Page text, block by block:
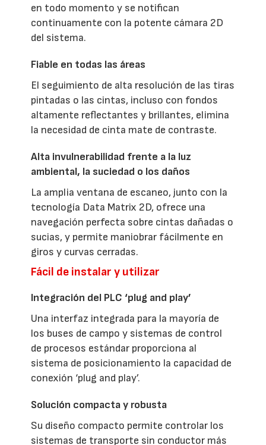
en todo momento y se notifican
continuamente con la potente cámara 2D
del sistema.
Fiable en todas las áreas
El seguimiento de alta resolución de las tiras
pintadas o las cintas, incluso con fondos
altamente reflectantes y brillantes, elimina
la necesidad de cinta mate de contraste.
Alta invulnerabilidad frente a la luz
ambiental, la suciedad o los daños
La amplia ventana de escaneo, junto con la
tecnología Data Matrix 2D, ofrece una
navegación perfecta sobre cintas dañadas o
sucias, y permite maniobrar fácilmente en
giros y curvas cerradas.
Fácil de instalar y utilizar
Integración del PLC ‘plug and play’
Una interfaz integrada para la mayoría de
los buses de campo y sistemas de control
de procesos estándar proporciona al
sistema de posicionamiento la capacidad de
conexión ‘plug and play’.
Solución compacta y robusta
Su diseño compacto permite controlar los
sistemas de transporte sin conductor más